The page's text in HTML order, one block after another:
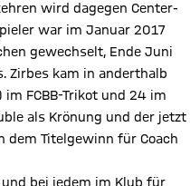
wird dagegen Center-
war im Januar 2017
gewechselt, Ende Juni
Zirbes kam in anderthalb
im FCBB-Trikot und 24 im
als Krönung und der jetzt
dem Titelgewinn für Coach
und bei jedem im Klub für